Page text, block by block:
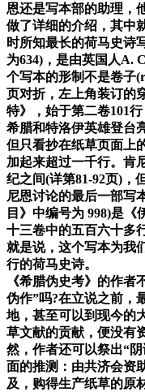
恩还是写本部的助理，
做了详细的介绍，其中
时所知最长的荷马史诗
为634)，是由英国人A.
个写本的形制不是卷子
页对折，左上角装订的
特》，始于第二卷101
希腊和特洛伊英雄登台
但只看抄在纸草页面上
加起来超过一千行。肯
纪之间(详第81-92页)，
尼恩讨论的最后一部写
目》中编号为 998)是
十三卷中的五百六十多
就是说，这个写本为我
行的荷马史诗。
《希腊伪史考》的作
伪作”吗?在立说之前，
地，甚至可以到现今的
草文献的贡献，便没有
然，作者还可以祭出“
面的推测：由共济会资
及，购得生产纸草的原